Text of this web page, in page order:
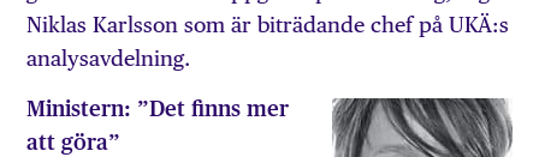
Niklas Karlsson som är biträdande chef på UKÄ:s
analysavdelning.
Ministern: ”Det finns mer
att göra”